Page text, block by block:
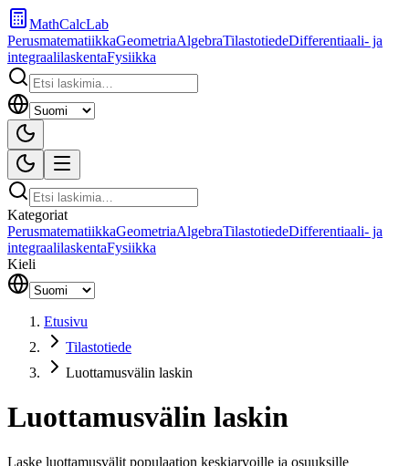
MathCalcLab
PerusmatematiikkaGeometriaAlgebraTilastotiedeDifferentiaali- ja
integraalilaskentaFysiikka
Kategoriat
PerusmatematiikkaGeometriaAlgebraTilastotiedeDifferentiaali- ja
integraalilaskentaFysiikka
Kieli
Etusivu
Tilastotiede
Luottamusvälin laskin
Luottamusvälin laskin
Laske luottamusvälit populaation keskiarvoille ja osuuksille